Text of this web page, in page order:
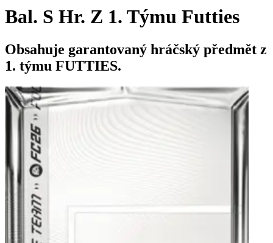
Bal. S Hr. Z 1. Týmu Futties
Obsahuje garantovaný hráčský předmět z
1. týmu FUTTIES.